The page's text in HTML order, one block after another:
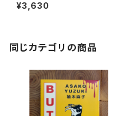
¥3,630
同じカテゴリの商品